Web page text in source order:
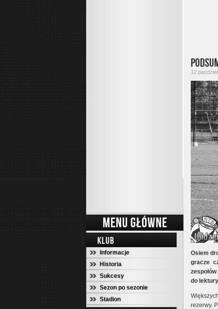
MENU GŁÓWNE
KLUB
Informacje
Historia
Sukcesy
Sezon po sezonie
Stadion
12
Osiem
gracze
do
rezerwy.